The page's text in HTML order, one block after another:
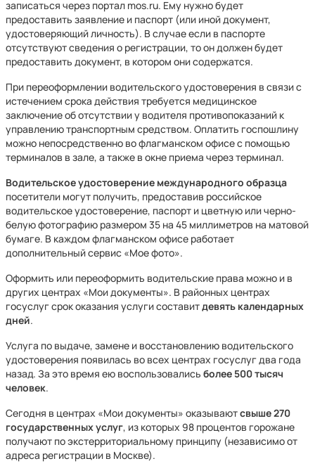
записаться через портал mos.ru. Ему нужно будет
предоставить заявление и паспорт (или иной документ,
удостоверяющий личность). В случае если в паспорте
отсутствуют сведения о регистрации, то он должен будет
предоставить документ, в котором они содержатся.
При переоформлении водительского удостоверения в связи с
истечением срока действия требуется медицинское
заключение об отсутствии у водителя противопоказаний к
управлению транспортным средством. Оплатить госпошлину
можно непосредственно во флагманском офисе с помощью
терминалов в зале, а также в окне приема через терминал.
Водительское удостоверение международного образца
посетители могут получить, предоставив российское
водительское удостоверение, паспорт и цветную или черно-
белую фотографию размером 35 на 45 миллиметров на матовой
бумаге. В каждом флагманском офисе работает
дополнительный сервис «Мое фото».
Оформить или переоформить водительские права можно и в
других центрах «Мои документы». В районных центрах
госуслуг срок оказания услуги составитдевять календарных
дней.
Услуга по выдаче, замене и восстановлению водительского
удостоверения появилась во всех центрах госуслуг два года
назад. За это время ею воспользовались более 500 тысяч
человек.
Сегодня в центрах «Мои документы» оказываютсвыше 270
государственных услуг, из которых 98 процентов горожане
получают по экстерриториальному принципу (независимо от
адреса регистрации в Москве).